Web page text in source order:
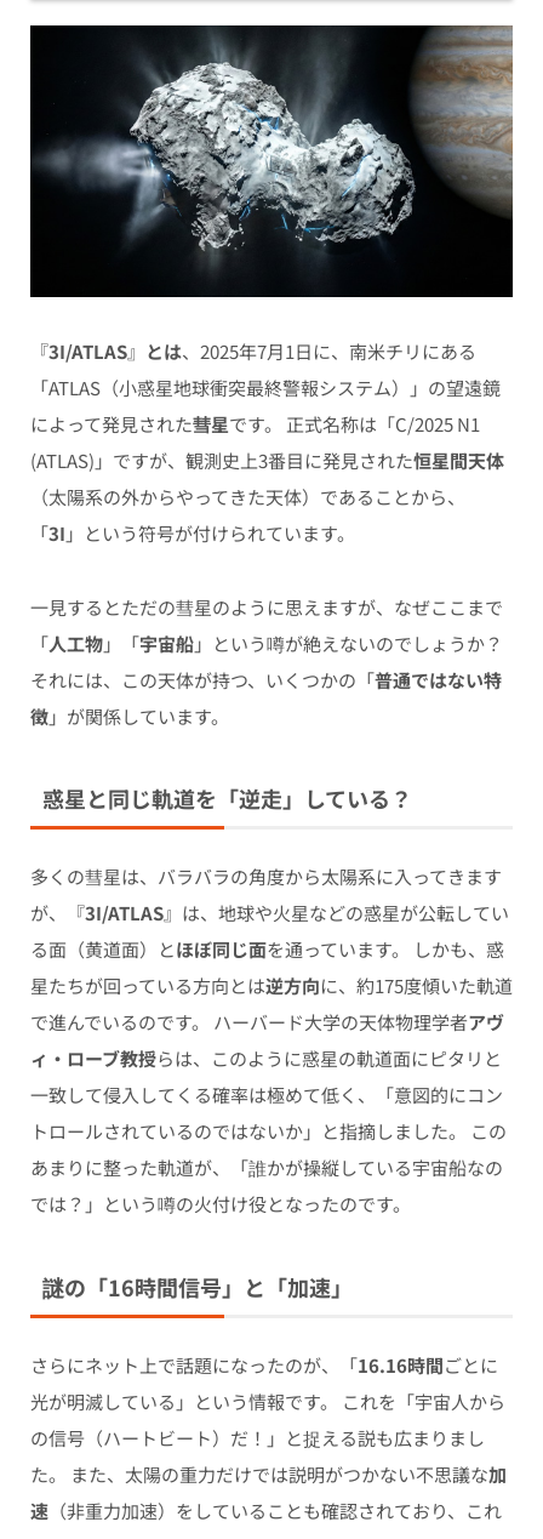
『3I/ATLAS』 とは、2025年7月1日に、南米チリにある
「ATLAS（小惑星地球衝突最終警報システム）」の望遠鏡
によって発見された彗星です。 正式名称は「C/2025 N1
(ATLAS)」ですが、観測史上3番目に発見された恒星間天体
（太陽系の外からやってきた天体）であることから、
「3I 」という符号が付けられています。
一見するとただの彗星のように思えますが、なぜここまで
「人工物」「宇宙船」という噂が絶えないのでしょうか？
それには、この天体が持つ、いくつかの「普通ではない特
徴」が関係しています。
惑星と同じ軌道を「逆走」している？
多くの彗星は、バラバラの角度から太陽系に入ってきます
が、『3I/ATLAS』は、地球や火星などの惑星が公転してい
る面（黄道面）とほぼ同じ面を通っています。 しかも、惑
星たちが回っている方向とは逆方向に、約175度傾いた軌道
で進んでいるのです。 ハーバード大学の天体物理学者アヴ
ィ・ローブ教授らは、このように惑星の軌道面にピタリと
一致して侵入してくる確率は極めて低く、「意図的にコン
トロールされているのではないか」と指摘しました。 この
あまりに整った軌道が、「誰かが操縦している宇宙船なの
では？」という噂の火付け役となったのです。
謎の「16時間信号」と「加速」
さらにネット上で話題になったのが、「16.16時間ごとに
光が明滅している」という情報です。 これを「宇宙人から
の信号（ハートビート）だ！」と捉える説も広まりまし
た。 また、太陽の重力だけでは説明がつかない不思議な加
速（非重力加速）をしていることも確認されており、これ